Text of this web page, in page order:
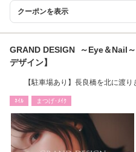
クーポンを表示
GRAND DESIGN ～Eye＆
デザイン】
【駐車場あり】長良橋を北に渡
ﾈｲﾙ まつげ･ﾒｲｸ